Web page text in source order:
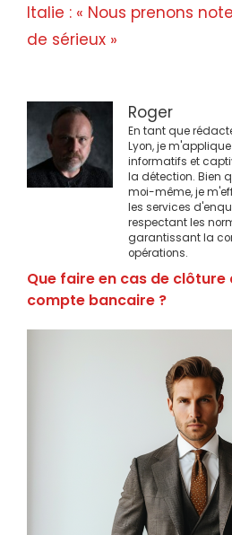
Italie : « Nous prenons
de sérieux »
Roger
En tant que
Lyon, je
informatifs et
la détection. Bien
moi-même, je
les services
respectant les
garantissant la
opérations.
Que faire en cas de
compte bancaire ?